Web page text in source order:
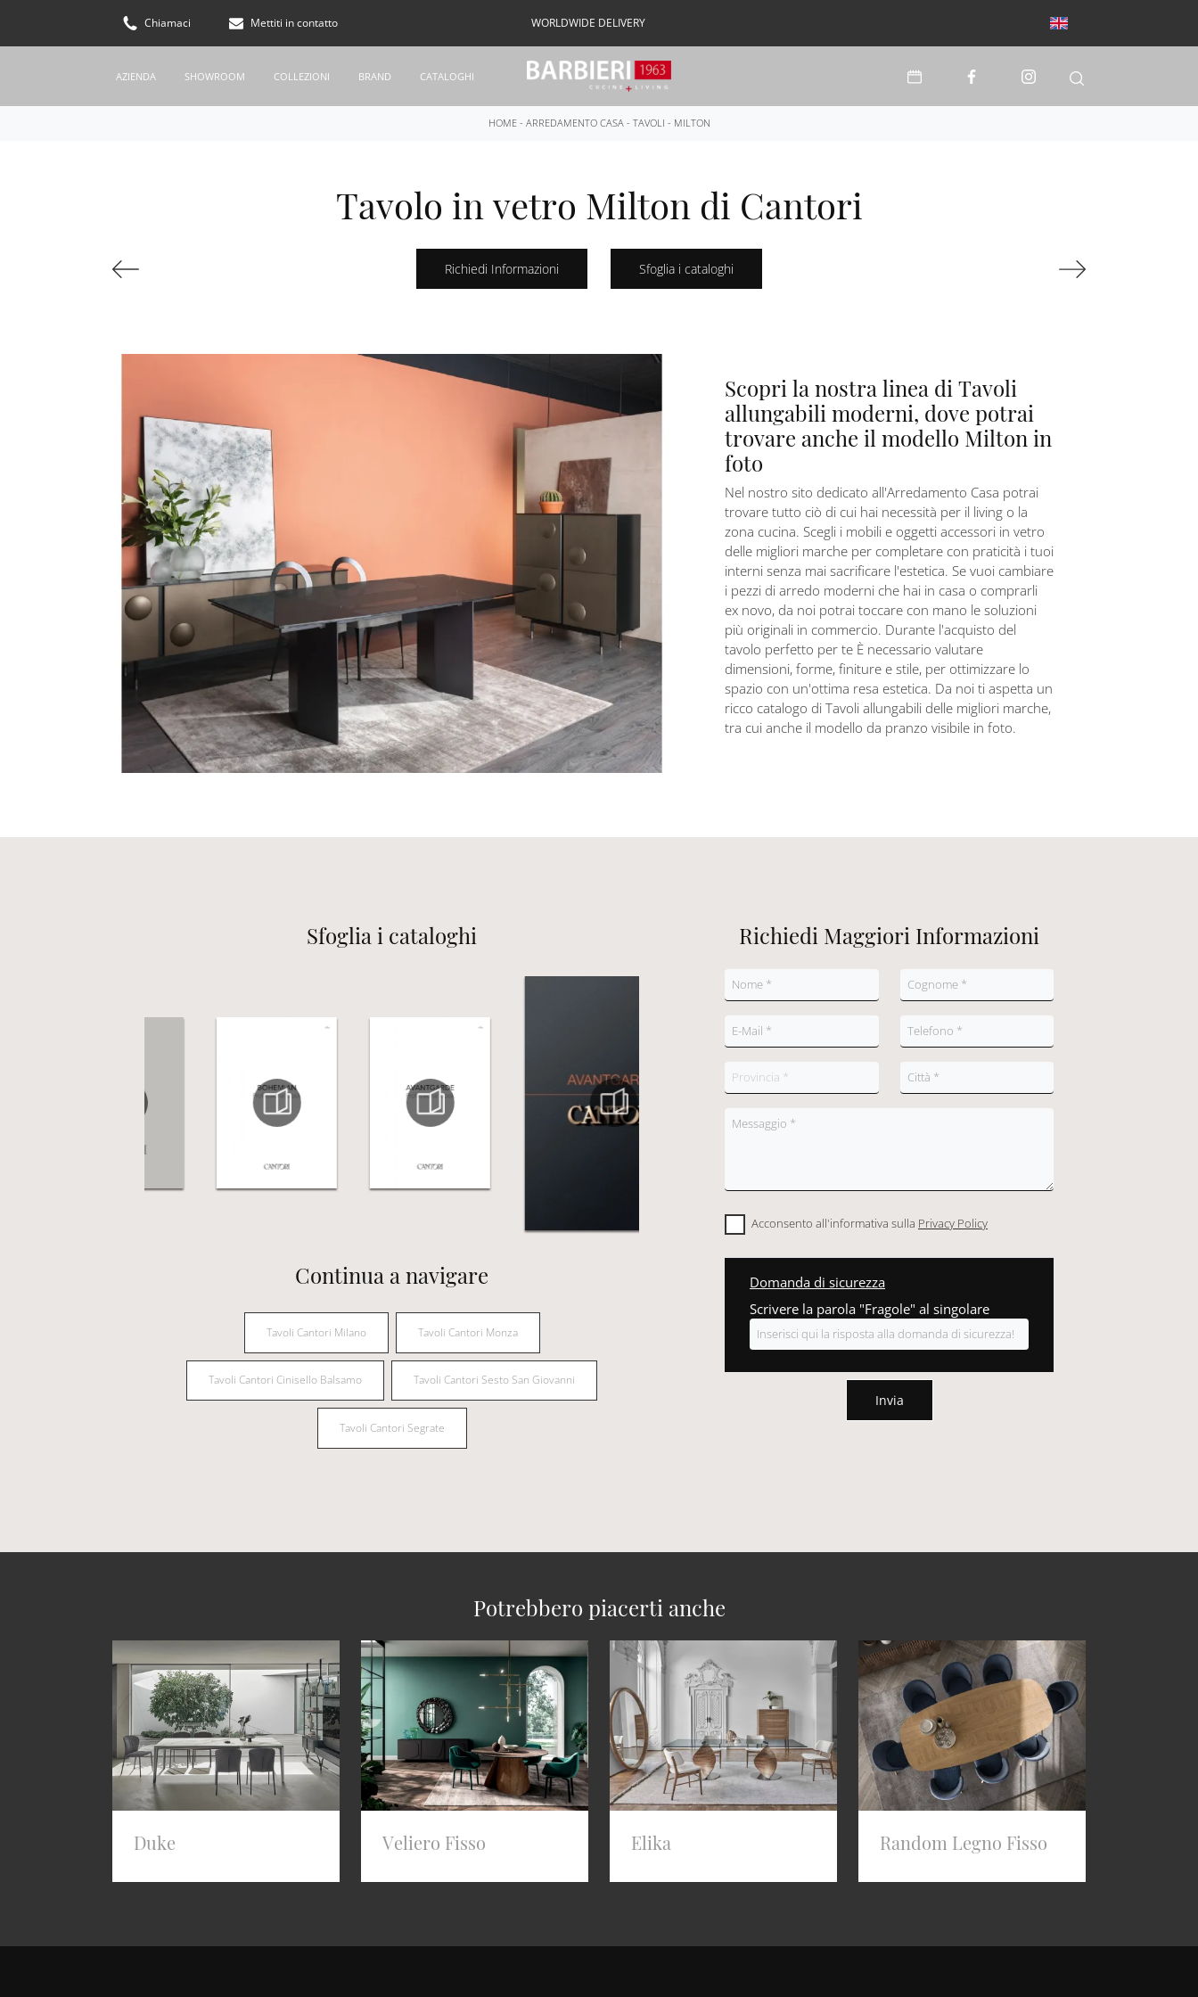
Chiamaci Mettiti in contatto WORLDWIDE DELIVERY
AZIENDA SHOWROOM COLLEZIONI BRAND CATALOGHI
HOME- ARREDAMENTO CASA- TAVOLI - MILTON
Tavolo in vetro Milton di Cantori
Richiedi Informazioni Sfoglia i cataloghi
Scopri la nostra linea di Tavoli
allungabili moderni, dove potrai
trovare anche il modello Milton in
foto
Nel nostro sito dedicato all'Arredamento Casa potrai
trovare tutto ciò di cui hai necessità per il living o la
zona cucina. Scegli i mobili e oggetti accessori in vetro
delle migliori marche per completare con praticità i tuoi
interni senza mai sacrificare l'estetica. Se vuoi cambiare
i pezzi di arredo moderni che hai in casa o comprarli
ex novo, da noi potrai toccare con mano le soluzioni
più originali in commercio. Durante l'acquisto del
tavolo perfetto per te È necessario valutare
dimensioni, forme, finiture e stile, per ottimizzare lo
spazio con un'ottima resa estetica. Da noi ti aspetta un
ricco catalogo di Tavoli allungabili delle migliori marche,
tra cui anche il modello da pranzo visibile in foto.
Sfoglia i cataloghi
Continua a navigare
Tavoli Cantori Milano Tavoli Cantori Monza
Tavoli Cantori Cinisello Balsamo Tavoli Cantori Sesto San Giovanni
Tavoli Cantori Segrate
Richiedi Maggiori Informazioni
Acconsento all'informativa sulla Privacy Policy
Domanda di sicurezza
Scrivere la parola "Fragole" al singolare
Invia
Potrebbero piacerti anche
Duke Veliero Fisso Elika Random Legno Fisso